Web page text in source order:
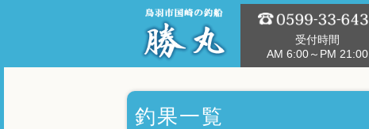
受付時間
AM 6:00～PM 21:00
釣果一覧